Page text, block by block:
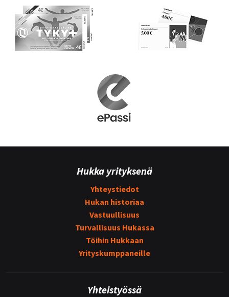
Hukka yrityksenä
Yhteystiedot
Hukan historiaa
Vastuullisuus
Turvallisuus Hukassa
Töihin Hukkaan
Yrityskumppaneille
Yhteistyössä